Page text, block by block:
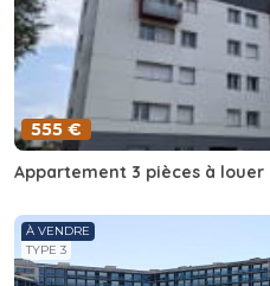
555 €
Appartement 3 pièces à louer
À VENDRE
TYPE 3